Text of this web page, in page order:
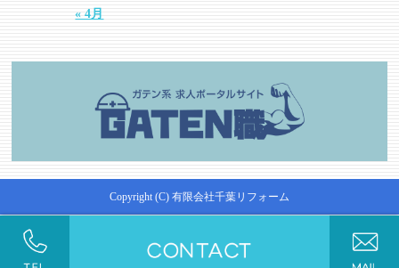
« 4月
Copyright (C) 有限会社千葉リフォーム